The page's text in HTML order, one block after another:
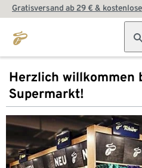
Gratisversand ab 29 € &
Herzlich willkommen
Supermarkt!